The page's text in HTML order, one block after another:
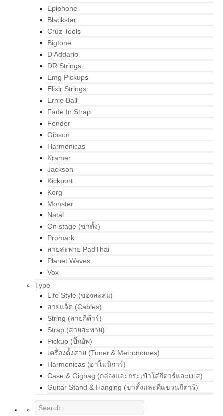
Epiphone
Blackstar
Cruz Tools
Bigtone
D’Addario
DR Strings
Emg Pickups
Elixir Strings
Ernie Ball
Fade In Strap
Fender
Gibson
Harmonicas
Kramer
Jackson
Kickport
Korg
Monster
Natal
On stage (ขาตั้ง)
Promark
สายสะพาย PadThai
Planet Waves
Vox
Type
Life Style (ของสะสม)
สายแจ็ค (Cables)
String (สายกีต้าร์)
Strap (สายสะพาย)
Pickup (ปิ๊กอัพ)
เครื่องตั้งสาย (Tuner & Metronomes)
Harmonicas (ฮาโมนิการ์)
Case & Gigbag (กล่องและกระเป๋าใส่กีตาร์และเบส)
Guitar Stand & Hanging (ขาตั้งและที่แขวนกีตาร์)